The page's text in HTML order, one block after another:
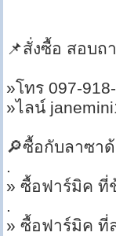
📌สั่งซื้อ สอบถ
»โทร 097-
»ไลน์
🔎ซื้อกับลาซา
.
» ซื้อฟาร์มิค ที่
.
» ซื้อฟาร์มิค ที่